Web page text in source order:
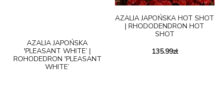
AZALIA JAPOŃSKA
'PLEASANT WHITE’ |
ROHODEDRON 'PLEASANT
WHITE’
AZALIA JAPOŃSKA HOT SHOT
| RHODODENDRON HOT
SHOT
135.99zł